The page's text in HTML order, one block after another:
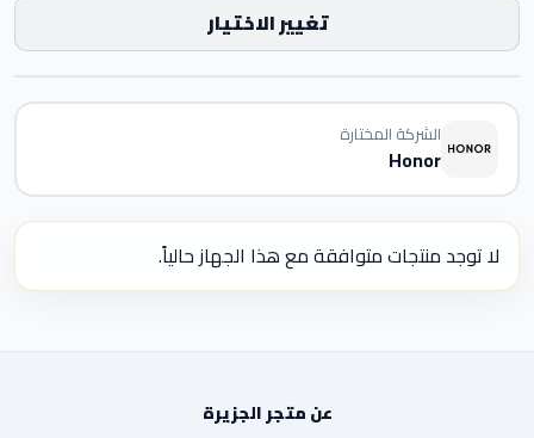
تغيير الاختيار
الشركة المختارة
Honor
لا توجد منتجات متوافقة مع هذا الجهاز حالياً.
عن متجر الجزيرة